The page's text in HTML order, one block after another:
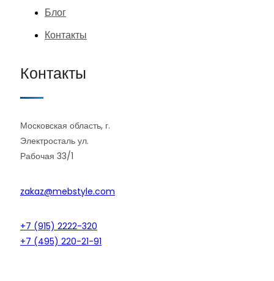
Блог
Контакты
Контакты
Московская область, г.
Электросталь ул.
Рабочая 33/1
zakaz@mebstyle.com
+7 (915) 2222-320
+7 (495) 220-21-91